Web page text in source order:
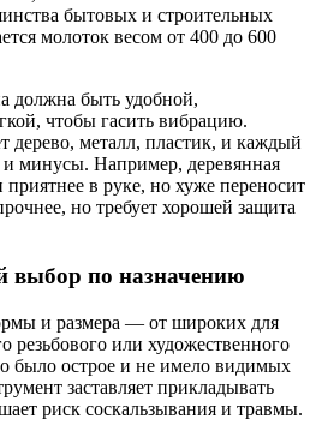
бытовых и строительных
молоток весом от 400 до 600
должна быть удобной,
чтобы гасить вибрацию.
дерево, металл, пластик, и каждый
минусы. Например, деревянная
приятнее в руке, но хуже переносит
но требует хорошей защита
выбор по назначению
и размера — от широких для
резьбового или художественного
было острое и не имело видимых
заставляет прикладывать
риск соскальзывания и травмы.